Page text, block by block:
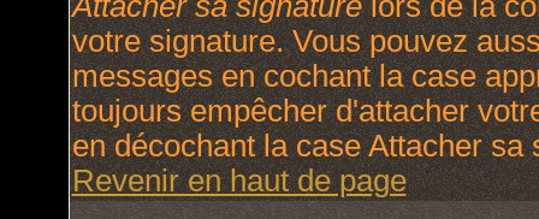
votre signature. Vous pouvez
messages en cochant la case
toujours empêcher d'attacher
en décochant la case Attacher
Revenir en haut de page